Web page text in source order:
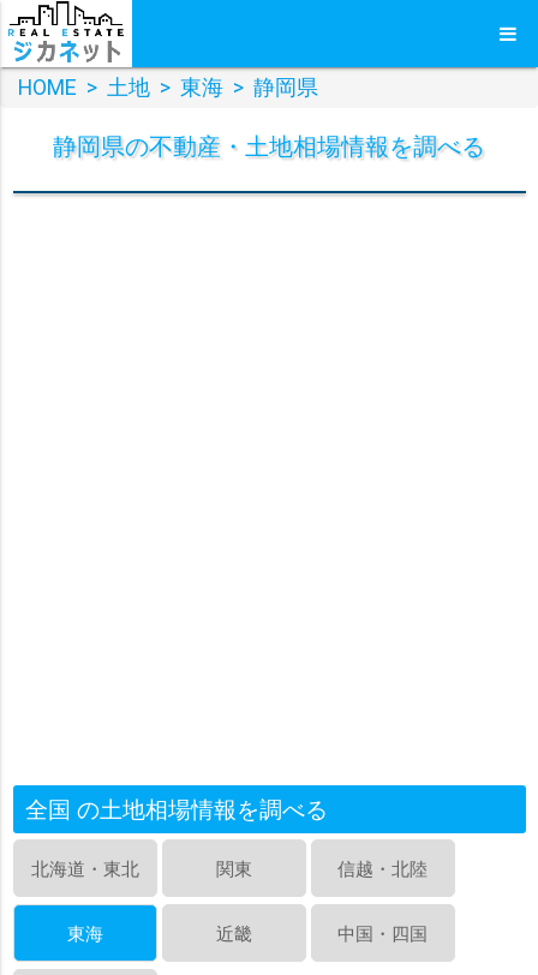
HOME > 土地 > 東海 > 静岡県
静岡県の不動産・土地相場情報を調べる
全国 の土地相場情報を調べる
北海道・東北 関東 信越・北陸
東海 近畿 中国・四国